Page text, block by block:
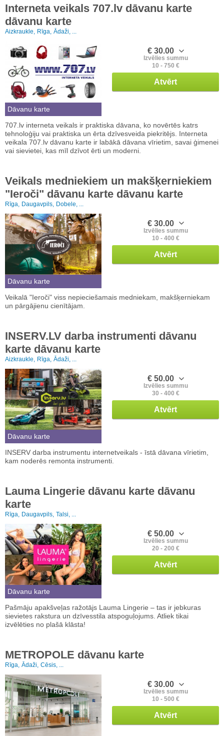
Interneta veikals 707.lv dāvanu karte
dāvanu karte
Aizkraukle, Rīga, Ādaži, ...
Dāvanu karte
€ 30.00
Izvēlies summu
10 - 750 €
Atvērt
707.lv interneta veikals ir praktiska dāvana, ko novērtēs katrs
tehnoloģiju vai praktiska un ērta dzīvesveida piekritējs. Interneta
veikala 707.lv dāvanu karte ir labākā dāvana vīrietim, savai ģimenei
vai sievietei, kas mīl dzīvot ērti un moderni.
Veikals medniekiem un makšķerniekiem
"Ieroči" dāvanu karte dāvanu karte
Rīga, Daugavpils, Dobele, ...
Dāvanu karte
€ 30.00
Izvēlies summu
10 - 400 €
Atvērt
Veikalā "Ieroči" viss nepieciešamais medniekam, makšķerniekam
un pārgājienu cienītājam.
INSERV.LV darba instrumenti dāvanu
karte dāvanu karte
Aizkraukle, Rīga, Ādaži, ...
Dāvanu karte
€ 50.00
Izvēlies summu
30 - 400 €
Atvērt
INSERV darba instrumentu internetveikals - īstā dāvana vīrietim,
kam noderēs remonta instrumenti.
Lauma Lingerie dāvanu karte dāvanu
karte
Rīga, Daugavpils, Talsi, ...
Dāvanu karte
€ 50.00
Izvēlies summu
20 - 200 €
Atvērt
Pašmāju apakšveļas ražotājs Lauma Lingerie – tas ir jebkuras
sievietes rakstura un dzīvesstila atspoguļojums. Atliek tikai
izvēlēties no plašā klāsta!
METROPOLE dāvanu karte
Rīga, Ādaži, Cēsis, ...
€ 30.00
Izvēlies summu
10 - 500 €
Atvērt